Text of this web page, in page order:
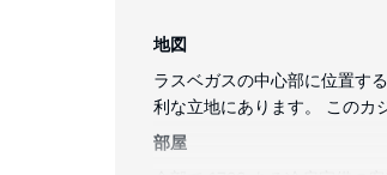
地図
ラスベガスの中心部に位置す
利な立地にあります。 このカ
部屋